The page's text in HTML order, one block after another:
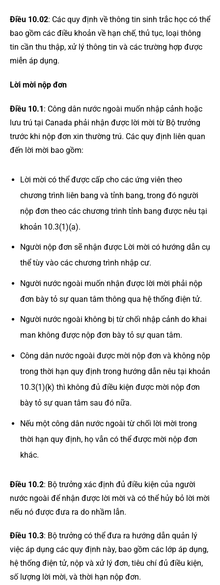
Điều 10.02: Các quy định về thông tin sinh trắc học có thể
bao gồm các điều khoản về hạn chế, thủ tục, loại thông
tin cần thu thập, xử lý thông tin và các trường hợp được
miễn áp dụng.
Lời mời nộp đơn
Điều 10.1: Công dân nước ngoài muốn nhập cảnh hoặc
lưu trú tại Canada phải nhận được lời mời từ Bộ trưởng
trước khi nộp đơn xin thường trú. Các quy định liên quan
đến lời mời bao gồm:
Lời mời có thể được cấp cho các ứng viên theo
chương trình liên bang và tỉnh bang, trong đó người
nộp đơn theo các chương trình tỉnh bang được nêu tại
khoản 10.3(1)(a).
Người nộp đơn sẽ nhận được Lời mời có hướng dẫn cụ
thể tùy vào các chương trình nhập cư.
Người nước ngoài muốn nhận được lời mời phải nộp
đơn bày tỏ sự quan tâm thông qua hệ thống điện tử.
Người nước ngoài không bị từ chối nhập cảnh do khai
man không được nộp đơn bày tỏ sự quan tâm.
Công dân nước ngoài được mời nộp đơn và không nộp
trong thời hạn quy định trong hướng dẫn nêu tại khoản
10.3(1)(k) thì không đủ điều kiện được mời nộp đơn
bày tỏ sự quan tâm sau đó nữa.
Nếu một công dân nước ngoài từ chối lời mời trong
thời hạn quy định, họ vẫn có thể được mời nộp đơn
khác.
Điều 10.2: Bộ trưởng xác định đủ điều kiện của người
nước ngoài để nhận được lời mời và có thể hủy bỏ lời mời
nếu nó được đưa ra do nhầm lẫn.
Điều 10.3: Bộ trưởng có thể đưa ra hướng dẫn quản lý
việc áp dụng các quy định này, bao gồm các lớp áp dụng,
hệ thống điện tử, nộp và xử lý đơn, tiêu chí đủ điều kiện,
số lượng lời mời, và thời hạn nộp đơn.